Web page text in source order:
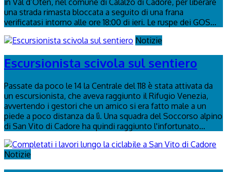
una strada rimasta bloccata a seguito di una frana
verificatasi intorno alle ore 18:00 di ieri. Le ruspe dei GOS...
Notizie
Escursionista scivola sul sentiero
Passate da poco le 14 la Centrale del 118 è stata attivata da
un escursionista, che aveva raggiunto il Rifugio Venezia,
avvertendo i gestori che un amico si era fatto male a un
piede a poco distanza da lì. Una squadra del Soccorso alpino
di San Vito di Cadore ha quindi raggiunto l'infortunato...
Notizie